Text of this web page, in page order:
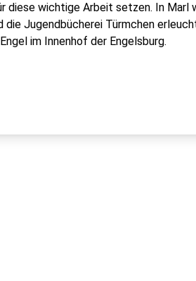
diese wichtige Arbeit setzen. In Marl
die Jugendbücherei Türmchen
im Innenhof der Engelsburg.